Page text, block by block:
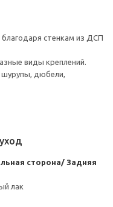
стенкам из ДСП
виды креплений.
дюбели,
сторона/ Задняя
лак